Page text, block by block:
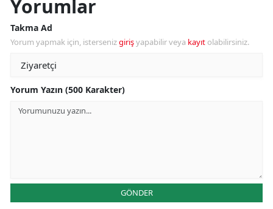
Yorumlar
Takma Ad
Yorum yapmak için, istersenizgirişyapabilir veya kayıt olabilirsiniz.
Yorum Yazın (500 Karakter)
GÖNDER